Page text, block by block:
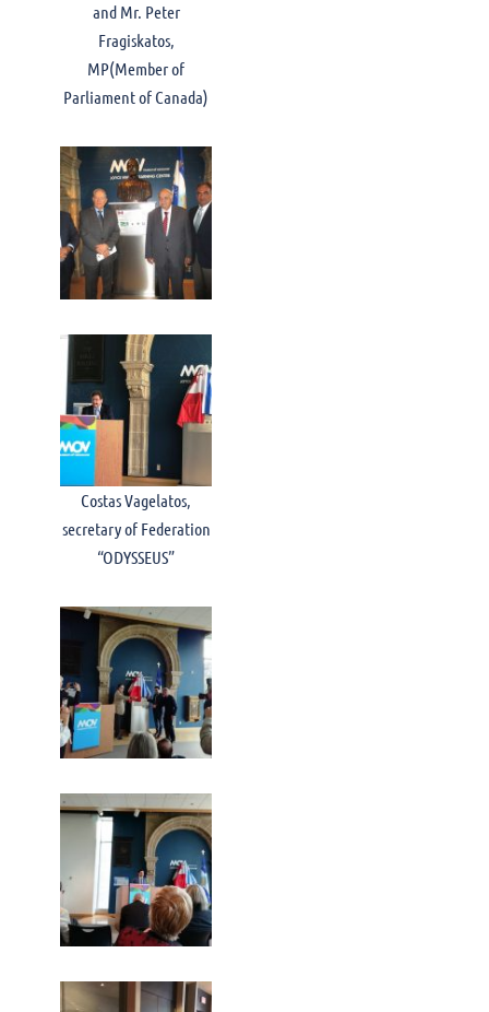
and Mr. Peter
Fragiskatos,
MP(Member of
Parliament of Canada)
Costas Vagelatos,
secretary of Federation
“ODYSSEUS”